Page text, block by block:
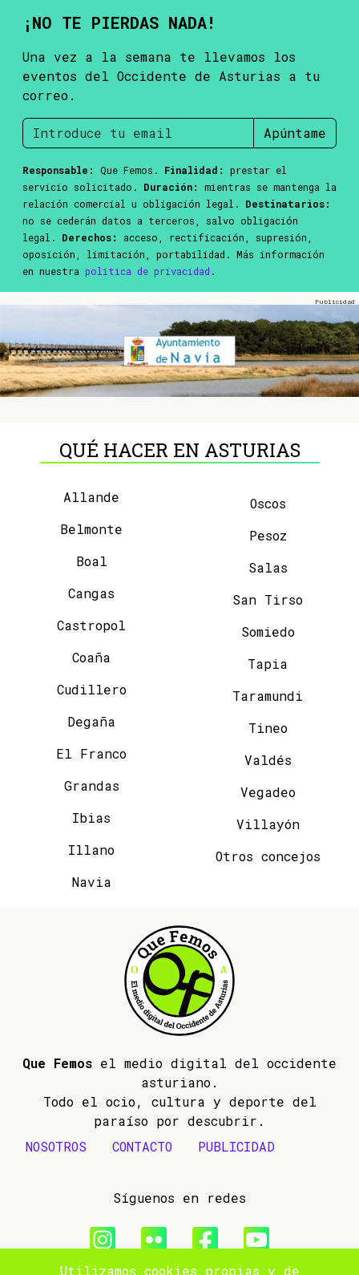
¡NO TE PIERDAS NADA!
Una vez a la semana te llevamos los
eventos del Occidente de Asturias a tu
correo.
Apúntame
Responsable: Que Femos. Finalidad:
prestar el
servicio solicitado. Duración:
mientras se mantenga la
relación comercial u obligación legal. Destinatarios:
no se cederán datos a terceros, salvo obligación
legal. Derechos:
acceso, rectificación, supresión,
oposición, limitación, portabilidad. Más información
en nuestra política de privacidad .
QUÉ HACER EN ASTURIAS
Allande
Belmonte
Boal
Cangas
Castropol
Coaña
Cudillero
Degaña
El Franco
Grandas
Ibias
Illano
Navia
Oscos
Pesoz
Salas
San Tirso
Somiedo
Tapia
Taramundi
Tineo
Valdés
Vegadeo
Villayón
Otros concejos
Que Femos el medio digital del occidente
asturiano.
Todo el ocio, cultura y deporte del
paraíso por descubrir.
NOSOTROS
CONTACTO PUBLICIDAD
Síguenos en redes
Utilizamos cookies propias y de